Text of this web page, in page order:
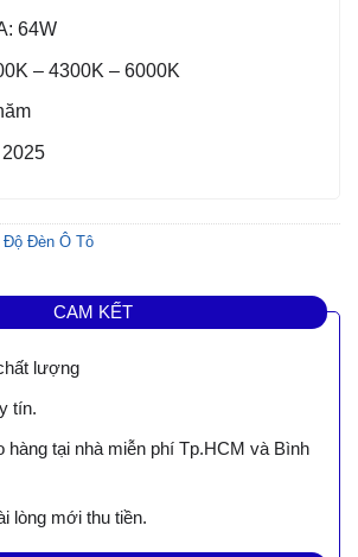
64W
– 4300K – 6000K
Độ Đèn Ô Tô
CAM KẾT
lượng
tín.
hàng tại nhà miễn phí Tp.HCM và Bình
lòng mới thu tiền.